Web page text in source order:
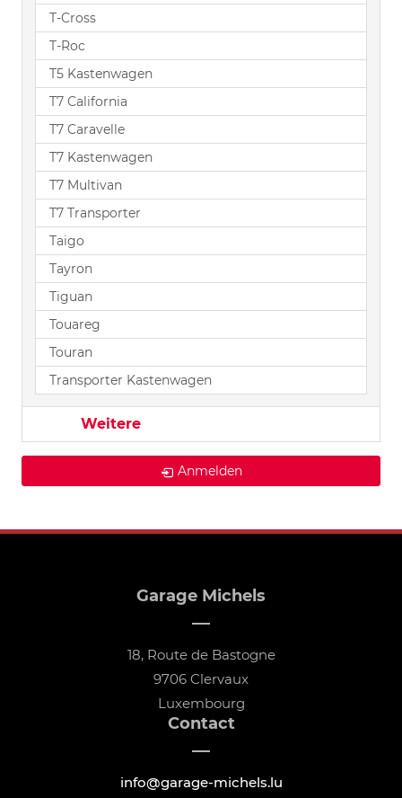
T-Cross
T-Roc
T5 Kastenwagen
T7 California
T7 Caravelle
T7 Kastenwagen
T7 Multivan
T7 Transporter
Taigo
Tayron
Tiguan
Touareg
Touran
Transporter Kastenwagen
Weitere
Anmelden
Garage Michels
18, Route de Bastogne
9706 Clervaux
Luxembourg
Contact
info@garage-michels.lu